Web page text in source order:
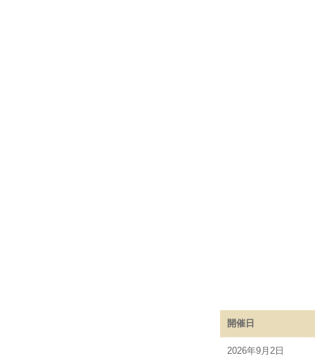
開催日
2026年9月2日